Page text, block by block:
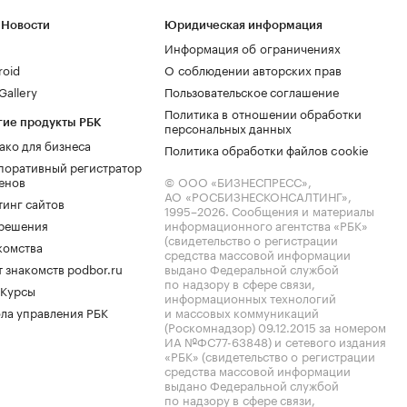
продукты РБК
для бизнеса
регистратор
сайтов
знакомств podbor.ru
управления РБК
Юридическая информация
Информация об ограничениях
О соблюдении авторских прав
Пользовательское соглашение
Политика в отношении обработки
персональных данных
Политика обработки файлов cookie
© ООО «БИЗНЕСПРЕСС»,
АО «РОСБИЗНЕСКОНСАЛТИНГ»,
1995–2026. Сообщения и материалы
информационного агентства «РБК»
(свидетельство о регистрации
средства массовой информации
выдано Федеральной службой
по надзору в сфере связи,
информационных технологий
и массовых коммуникаций
(Роскомнадзор) 09.12.2015 за номером
ИА №ФС77-63848) и сетевого издания
«РБК» (свидетельство о регистрации
средства массовой информации
выдано Федеральной службой
по надзору в сфере связи,